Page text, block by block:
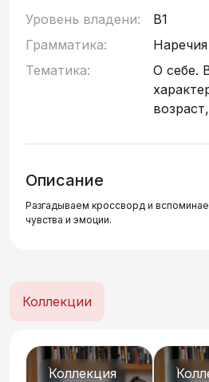
Уровень владени:
B1
Грамматика:
Тематика:
О себе.
Описание
Разгадываем кроссворд и
чувства и эмоции.
Коллекции
Коллекция